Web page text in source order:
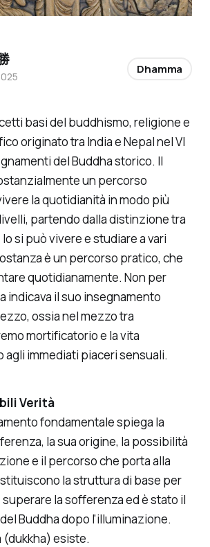
basi del buddhismo, religione e
originato tra India e Nepal nel VI
del Buddha storico. Il
un percorso
la quotidianità in modo più
partendo dalla distinzione tra
si può vivere e studiare a vari
è un percorso pratico, che
quotidianamente. Non per
indicava il suo insegnamento
, ossia nel mezzo tra
mortificatorio e la vita
agli immediati piaceri sensuali.
Verità
fondamentale spiega la
la sua origine, la possibilità
e il percorso che porta alla
la struttura di base per
la sofferenza ed è stato il
Buddha dopo l'illuminazione.
(dukkha) esiste.
Dhamma